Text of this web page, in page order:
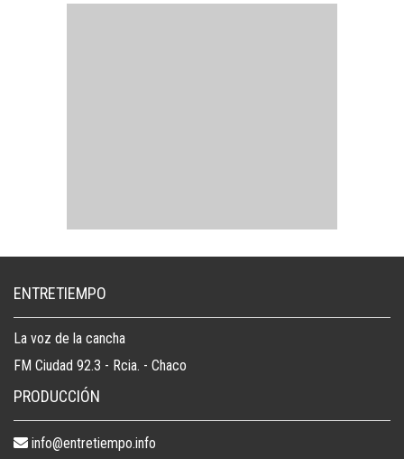
ENTRETIEMPO
La voz de la cancha
FM Ciudad 92.3 - Rcia. - Chaco
PRODUCCIÓN
info@entretiempo.info